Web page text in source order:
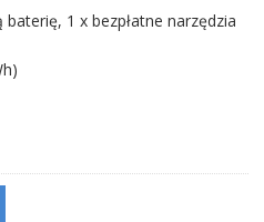
1 x bezpłatne narzędzia